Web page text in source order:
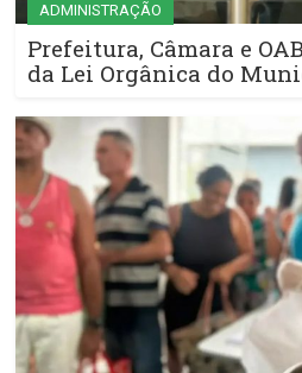
ADMINISTRAÇÃO
Prefeitura, Câmara e
da Lei Orgânica do